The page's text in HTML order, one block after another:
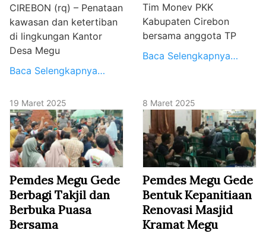
CIREBON (rq) – Penataan
kawasan dan ketertiban
di lingkungan Kantor
Desa Megu
Baca Selengkapnya…
Tim Monev PKK
Kabupaten Cirebon
bersama anggota TP
Baca Selengkapnya…
19 Maret 2025
Pemdes Megu Gede
Berbagi Takjil dan
Berbuka Puasa
Bersama
8 Maret 2025
Pemdes Megu Gede
Bentuk Kepanitiaan
Renovasi Masjid
Kramat Megu